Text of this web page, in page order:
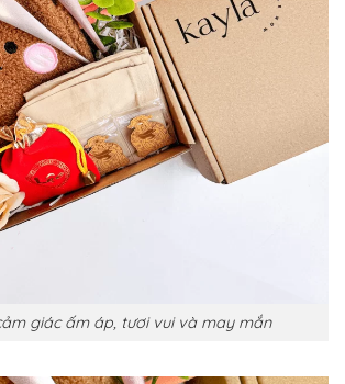
giác ấm áp, tươi vui và may mắn